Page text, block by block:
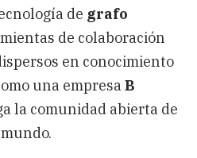
de grafo
de colaboración
en conocimiento
una empresaB
la comunidad abierta de